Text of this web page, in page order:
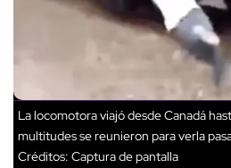
La locomotora viajó desde Canadá
multitudes se reunieron para verla
Créditos: Captura de pantalla